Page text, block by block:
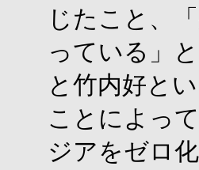
じたこと、
っている」
と竹内好と
ことによっ
ジアをゼロ